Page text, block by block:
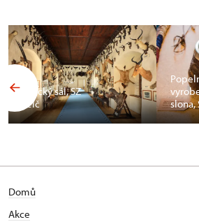
Africký sál, SZ
Telč
slona,
Domů
Akce